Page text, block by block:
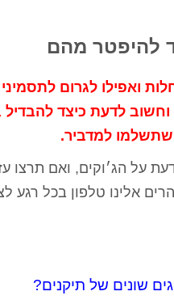
להיפטר מהם
ואפילו לגרום
לדעת כיצד להבדיל
למדביר.
הג׳וקים, ואם תרצו
אלינו טלפון בכל רגע
שונים של תיקנים?